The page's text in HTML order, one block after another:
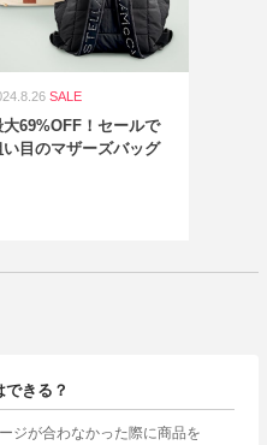
SALE
大69%OFF！セールで
い目のマザーズバッグ
きる？
ジが合わなかった際に商品を